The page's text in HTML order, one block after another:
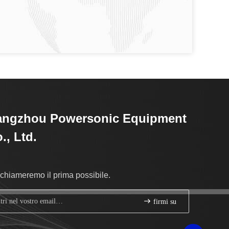
Powersonic Equipment
Ltd.
il prima possibile.
firmi su